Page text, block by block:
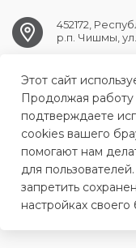
452172,
р.п. Чишмы,
ГБУЗ РБ Чишминская
Этот сайт
Продолжая работу
подтверждаете
cookies вашего
помогают нам
для
запретить
настройках своего